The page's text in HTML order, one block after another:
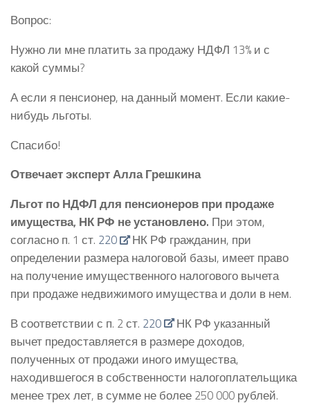
Вопрос:
Нужно ли мне платить за продажу НДФЛ 13% и с
какой суммы?
А если я пенсионер, на данный момент. Если какие-
нибудь льготы.
Спасибо!
Отвечает эксперт Алла Грешкина
Льгот по НДФЛ для пенсионеров при продаже
имущества, НК РФ не установлено. При этом,
согласно п. 1 ст. 220
НК РФ гражданин, при
определении размера налоговой базы, имеет право
на получение имущественного налогового вычета
при продаже недвижимого имущества и доли в нем.
В соответствии с п. 2 ст. 220
НК РФ указанный
вычет предоставляется в размере доходов,
полученных от продажи иного имущества,
находившегося в собственности налогоплательщика
менее трех лет, в сумме не более 250 000 рублей.